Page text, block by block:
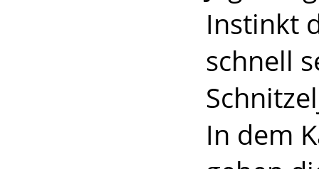
Instinkt
schnell
In dem